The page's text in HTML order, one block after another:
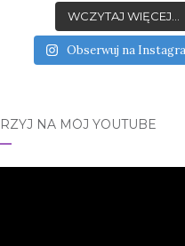
WCZYTAJ WIĘCEJ...
Obserwuj na
NA MÓJ YOUTUBE